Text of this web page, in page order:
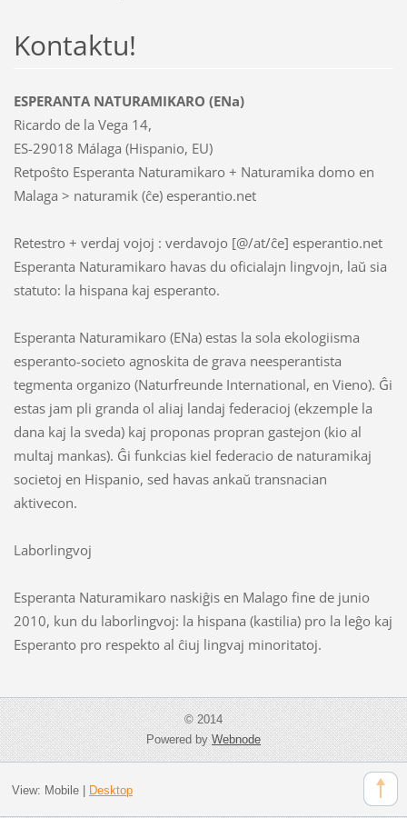
Kontaktu!
ESPERANTA NATURAMIKARO (ENa)
Ricardo de la Vega 14,
ES-29018 Málaga (Hispanio, EU)
Retpoŝto Esperanta Naturamikaro + Naturamika domo en
Malaga > naturamik (ĉe) esperantio.net
Retestro + verdaj vojoj : verdavojo [@/at/ĉe] esperantio.net
Esperanta Naturamikaro havas du oficialajn lingvojn, laŭ sia
statuto: la hispana kaj esperanto.
Esperanta Naturamikaro (ENa) estas la sola ekologiisma
esperanto-societo agnoskita de grava neesperantista
tegmenta organizo (Naturfreunde International, en Vieno). Ĝi
estas jam pli granda ol aliaj landaj federacioj (ekzemple la
dana kaj la sveda) kaj proponas propran gastejon (kio al
multaj mankas). Ĝi funkcias kiel federacio de naturamikaj
societoj en Hispanio, sed havas ankaŭ transnacian
aktivecon.
Laborlingvoj
Esperanta Naturamikaro naskiĝis en Malago fine de junio
2010, kun du laborlingvoj: la hispana (kastilia) pro la leĝo kaj
Esperanto pro respekto al ĉiuj lingvaj minoritatoj.
© 2014
Powered byWebnode
View: Mobile| Desktop